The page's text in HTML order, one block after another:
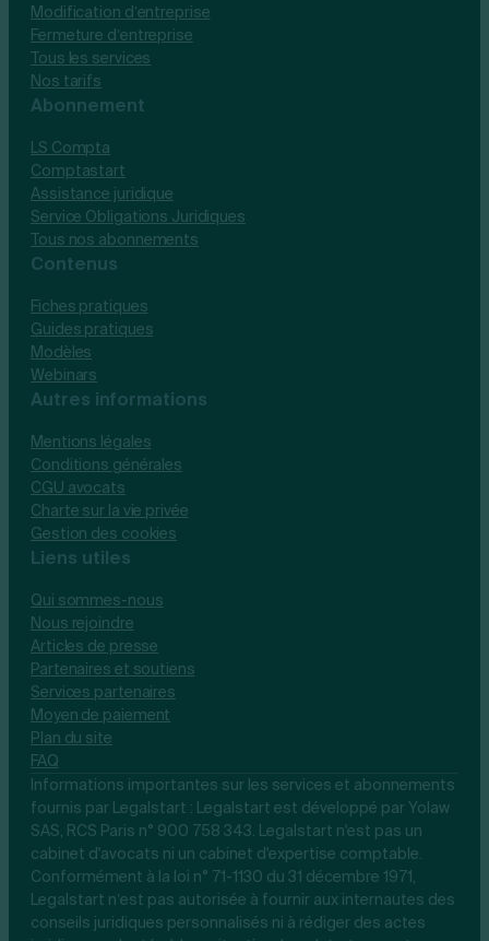
Modification d’entreprise
Fermeture d’entreprise
Tous les services
Nos tarifs
Abonnement
LS Compta
Comptastart
Assistance juridique
Service Obligations Juridiques
Tous nos abonnements
Contenus
Fiches pratiques
Guides pratiques
Modèles
Webinars
Autres informations
Mentions légales
Conditions générales
CGU avocats
Charte sur la vie privée
Gestion des cookies
Liens utiles
Qui sommes-nous
Nous rejoindre
Articles de presse
Partenaires et soutiens
Services partenaires
Moyen de paiement
Plan du site
FAQ
Informations importantes sur les services et abonnements
fournis par Legalstart : Legalstart est développé par Yolaw
SAS, RCS Paris n° 900 758 343. Legalstart n'est pas un
cabinet d'avocats ni un cabinet d'expertise comptable.
Conformément à la loi n° 71-1130 du 31 décembre 1971,
Legalstart n’est pas autorisée à fournir aux internautes des
conseils juridiques personnalisés ni à rédiger des actes